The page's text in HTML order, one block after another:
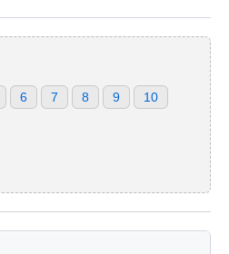
6 7 8 9 10